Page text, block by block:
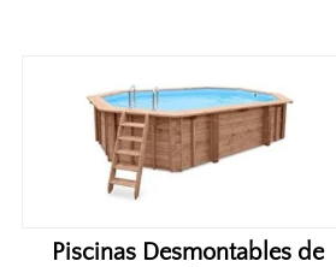
Piscinas Desmontables de